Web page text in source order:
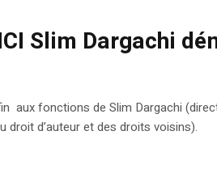
Slim Dargachi
aux fonctions de Slim Dargachi
droit d’auteur et des droits voisins).